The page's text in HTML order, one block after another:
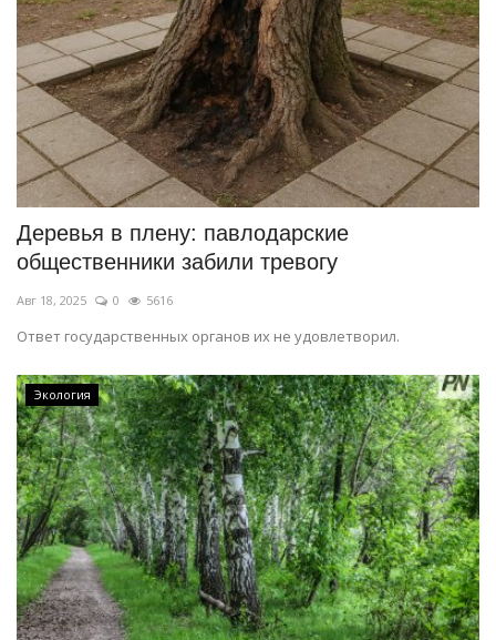
Деревья в плену: павлодарские
общественники забили тревогу
Авг 18, 2025 0 5616
Ответ государственных органов их не удовлетворил.
Экология